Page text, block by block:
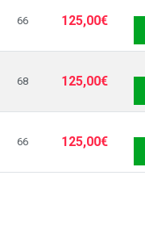
66 125,00€
68 125,00€
66 125,00€